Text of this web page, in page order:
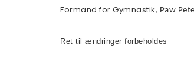
Formand for Gymnastik, Paw
Ret til ændringer forbeholdes